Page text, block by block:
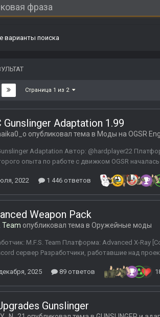
варианты поиска
Страница 1 из 2
Gunslinger Adaptation 1.99
опубликовал тема в Моды на OGSR
Adaptation Автор: @hardplayer22
опыта по работе с движком OGSR
2022 1 446 ответов
Weapon Pack
Team опубликовал тема в Оружейные моды
M.F.S. Team Платформа: Advanced X-Ray
сервер Разработчики, работавшие над
2025 89 ответов
Gunslinger